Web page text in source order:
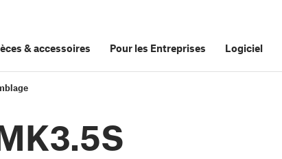
&accessoires Pour les Entreprises Logiciel